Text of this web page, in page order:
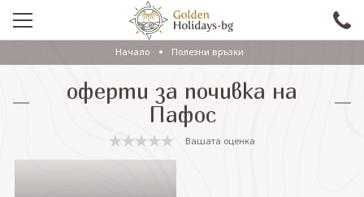
ПРОМО
EКСКУРЗИИ СЪС САМОЛЕТ
ЕКСКУРЗИИ С АВТОБУС
Начало Полезни връзки
оферти за почивка на
Пафос
Вашата оценка